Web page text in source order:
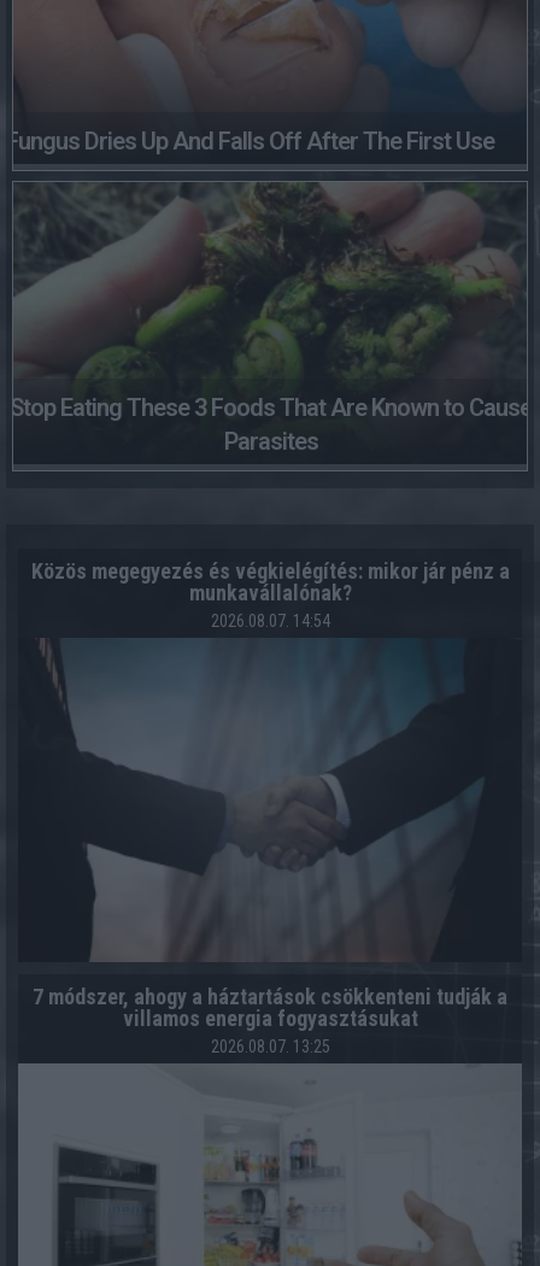
Fungus Dries Up And Falls Off After The First Use
Stop Eating These 3 Foods That Are Known to Cause
Parasites
Közös megegyezés és végkielégítés: mikor jár pénz a
munkavállalónak?
2026.08.07. 14:54
7 módszer, ahogy a háztartások csökkenteni tudják a
villamos energia fogyasztásukat
2026.08.07. 13:25